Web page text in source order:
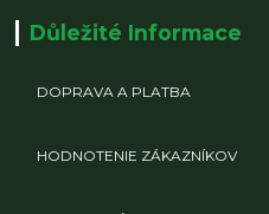
Důležité Informace
DOPRAVA A PLATBA
HODNOTENIE ZÁKAZNÍKOV